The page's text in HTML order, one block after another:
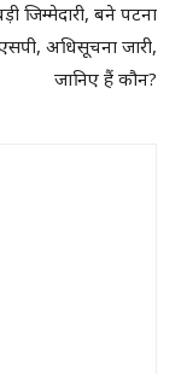
जिम्मेदारी, बने पटना
एसपी, अधिसूचना जारी,
जानिए हैं कौन?